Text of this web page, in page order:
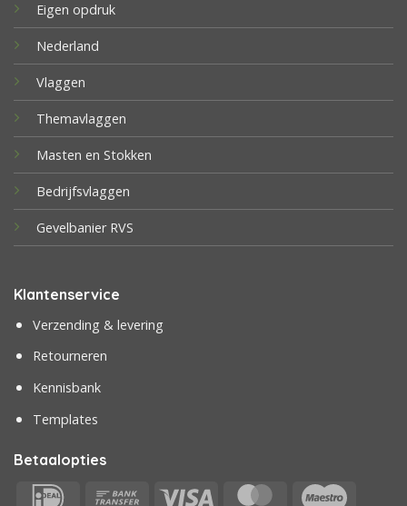
Eigen opdruk
Nederland
Vlaggen
Themavlaggen
Masten en Stokken
Bedrijfsvlaggen
Gevelbanier RVS
Klantenservice
Verzending & levering
Retourneren
Kennisbank
Templates
Betaalopties
IDeal
Bank
Visa MasterCard